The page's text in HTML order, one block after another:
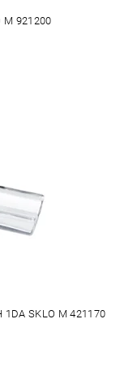
M 921200
1DA SKLO M 421170